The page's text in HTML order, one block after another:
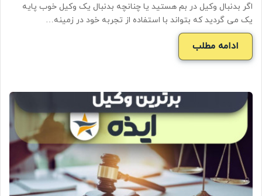
اگر بدنبال وکیل در بم هستید یا چنانچه بدنبال یک وکیل خوب پایه
یک می گردید که بتواند با استفاده از تجربه خود در زمینه…
ادامه مطلب